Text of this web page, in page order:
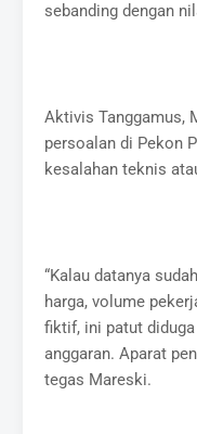
sebanding dengan
Aktivis Tanggamus,
persoalan di Pekon
kesalahan teknis
“Kalau datanya
harga, volume
fiktif, ini patut
anggaran. Aparat
tegas Mareski.